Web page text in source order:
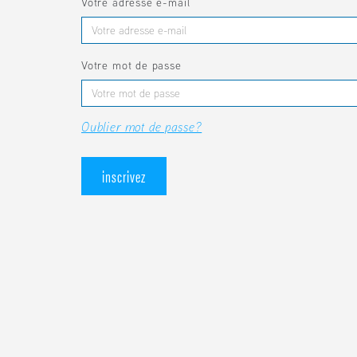
Votre mot de passe
Oublier mot de passe?
inscrivez